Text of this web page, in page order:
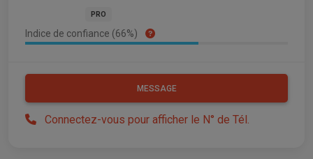
PRO
Indice de confiance (66%)
MESSAGE
Connectez-vous pour afficher le N° de Tél.